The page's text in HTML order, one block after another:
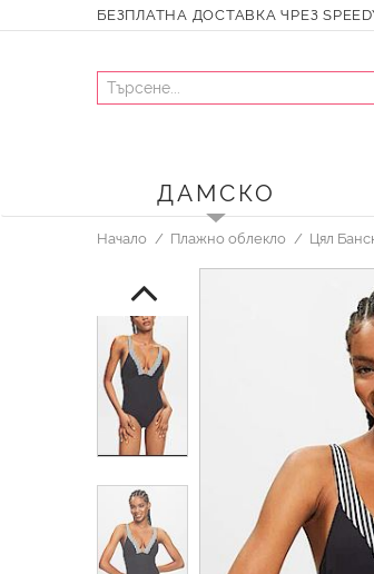
БЕЗПЛАТНА ДОСТАВКА ЧРЕЗ
ДАМСКО
Начало Плажно облекло Цял